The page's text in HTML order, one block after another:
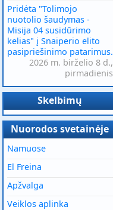
Pridėta "Tolimojo
nuotolio šaudymas -
Misija 04 susidūrimo
kelias" į Snaiperio elito
pasipriešinimo patarimus.
2026 m. birželio 8 d.,
pirmadienis
Skelbimų
Nuorodos svetainėje
Namuose
El Freina
Apžvalga
Veiklos aplinka